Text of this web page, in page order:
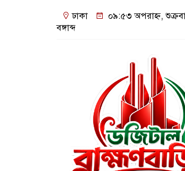
ঢাকা
০৯:৫৩ অপরাহ্ন,
বঙ্গাব্দ